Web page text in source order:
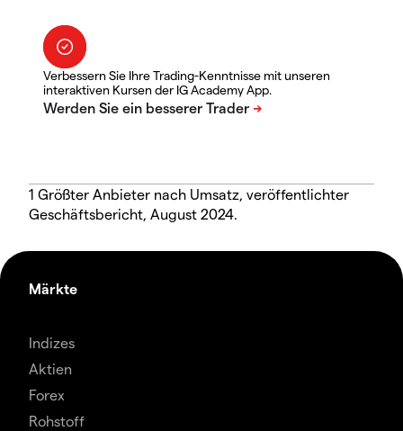
Verbessern Sie Ihre Trading-Kenntnisse mit unseren
interaktiven Kursen der IG Academy App.
1 Größter Anbieter nach Umsatz, veröffentlichter
Geschäftsbericht, August 2024.
Märkte
Indizes
Aktien
Forex
Rohstoff